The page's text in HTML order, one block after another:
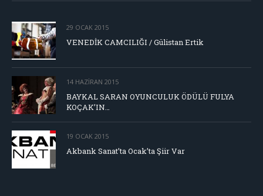
29 OCAK 2015
VENEDİK CAMCILIĞI / Gülistan Ertik
14 HAZIRAN 2015
BAYKAL SARAN OYUNCULUK ÖDÜLÜ FULYA
KOÇAK’IN…
19 OCAK 2015
Akbank Sanat’ta Ocak’ta Şiir Var